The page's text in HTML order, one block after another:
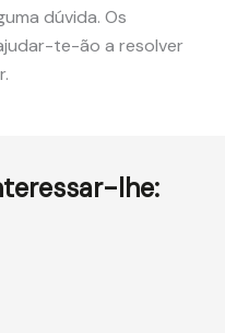
dúvida. Os
te-ão a resolver
lhe: